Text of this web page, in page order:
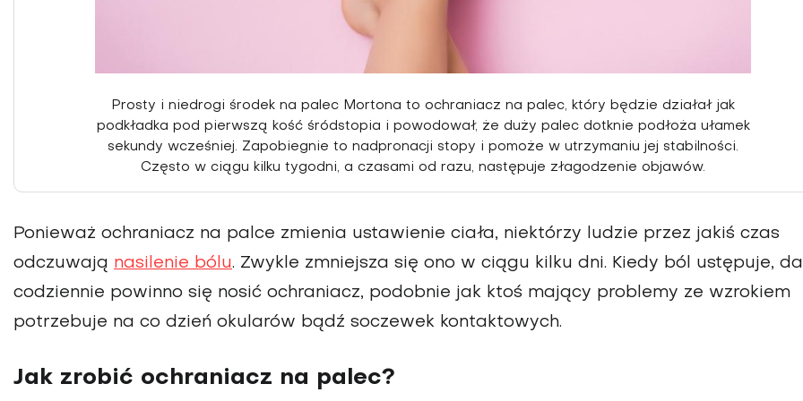
Prosty i niedrogi środek na palec Mortona to ochraniacz na palec, który będzie działał jak
podkładka pod pierwszą kość śródstopia i powodował, że duży palec dotknie podłoża ułamek
sekundy wcze­śniej. Zapobiegnie to nadpronacji stopy i pomoże w utrzymaniu jej stabilności.
Często w ciągu kilku tygodni, a czasami od razu, nastę­puje złagodzenie objawów.
Ponieważ ochraniacz na palce zmienia ustawienie ciała, niektórzy ludzie przez jakiś czas
odczuwają nasilenie bólu. Zwykle zmniejsza się ono w ciągu kilku dni. Kiedy ból ustępuje,
codziennie powinno się nosić ochraniacz, podobnie jak ktoś mający problemy ze wzrokiem
potrzebuje na co dzień okularów bądź soczewek kontaktowych.
Jak zrobić ochraniacz na palec?